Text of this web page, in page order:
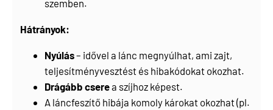
szemben.
Hátrányok:
Nyúlás– idővel a lánc megnyúlhat, ami zajt,
teljesítményvesztést és hibakódokat okozhat.
Drágább cserea szíjhoz képest.
A láncfeszítő hibája komoly károkat okozhat (pl.